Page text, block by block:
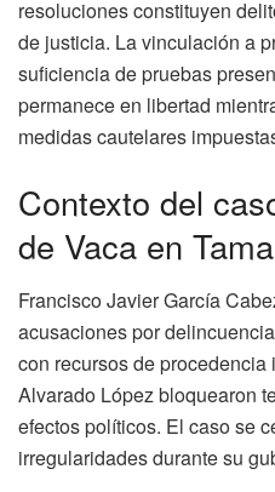
resoluciones constituyen
de justicia. La vinculación a
suficiencia de pruebas
permanece en libertad
medidas cautelares
Contexto del
de Vaca en
Francisco Javier García
acusaciones por
con recursos de
Alvarado López bloquearon
efectos políticos. El caso se
irregularidades durante su